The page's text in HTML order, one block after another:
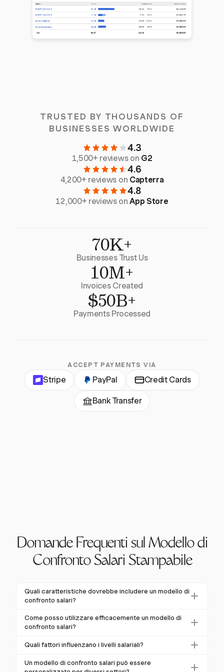
TRUSTED BY THOUSANDS OF
BUSINESSES WORLDWIDE
4.3
1,500+ reviews on G2
4.6
4,200+ reviews on Capterra
4.8
12,000+ reviews onApp Store
70K+
Businesses Trust Us
10M+
Invoices Created
$50B+
Payments Processed
ACCEPT PAYMENTS VIA
Stripe PayPal Credit Cards
Bank Transfer
Domande Frequenti sul Modello di
Confronto Salari Stampabile
Quali caratteristiche dovrebbe includere un modello di
confronto salari?
Un modello di confronto salari dovrebbe includere
campi per la retribuzione base, i bonus, i benefici e i
valutazione completa della retribuzione.
Come posso utilizzare efficacemente un modello di
confronto salari?
Raccogli tutti i dati retributivi, inclusa la retribuzione
geografici e utilizza il modello per simulare gli esiti
Quali fattori influenzano i livelli salariali?
I livelli salariali sono influenzati dalle condizioni di
Un modello di confronto salari può essere